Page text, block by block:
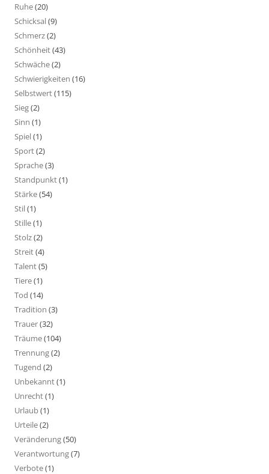
Ruhe(20)
Schicksal(9)
Schmerz(2)
Schönheit(43)
Schwäche(2)
Schwierigkeiten (16)
Selbstwert(115)
Sieg(2)
Sinn (1)
Spiel(1)
Sport(2)
Sprache(3)
Standpunkt(1)
Stärke(54)
Stil(1)
Stille(1)
Stolz(2)
Streit(4)
Talent(5)
Tiere(1)
Tod (14)
Tradition (3)
Trauer(32)
Träume(104)
Trennung(2)
Tugend (2)
Unbekannt(1)
Unrecht(1)
Urlaub(1)
Urteile(2)
Veränderung(50)
Verantwortung(7)
Verbote(1)